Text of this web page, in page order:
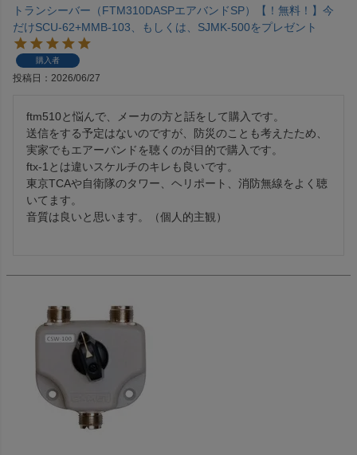
トランシーバー（FTM310DASPエアバンドSP）【！無料！】今
だけSCU-62+MMB-103、もしくは、SJMK-500をプレゼント
購入者
投稿日 2026/06/27
ftm510と悩んで、メーカの方と話をして購入です。
送信をする予定はないのですが、防災のことも考えたため、
実家でもエアーバンドを聴くのが目的で購入です。
ftx-1とは違いスケルチのキレも良いです。
東京TCAや自衛隊のタワー、ヘリポート、消防無線をよく聴
いてます。
音質は良いと思います。（個人的主観）